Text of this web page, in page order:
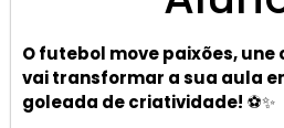
O futebol move paixões, une
vai transformar a sua aula
goleada de criatividade! ⚽✨